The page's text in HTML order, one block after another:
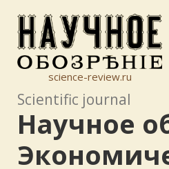
science-review.ru
Scientific journal
Научное